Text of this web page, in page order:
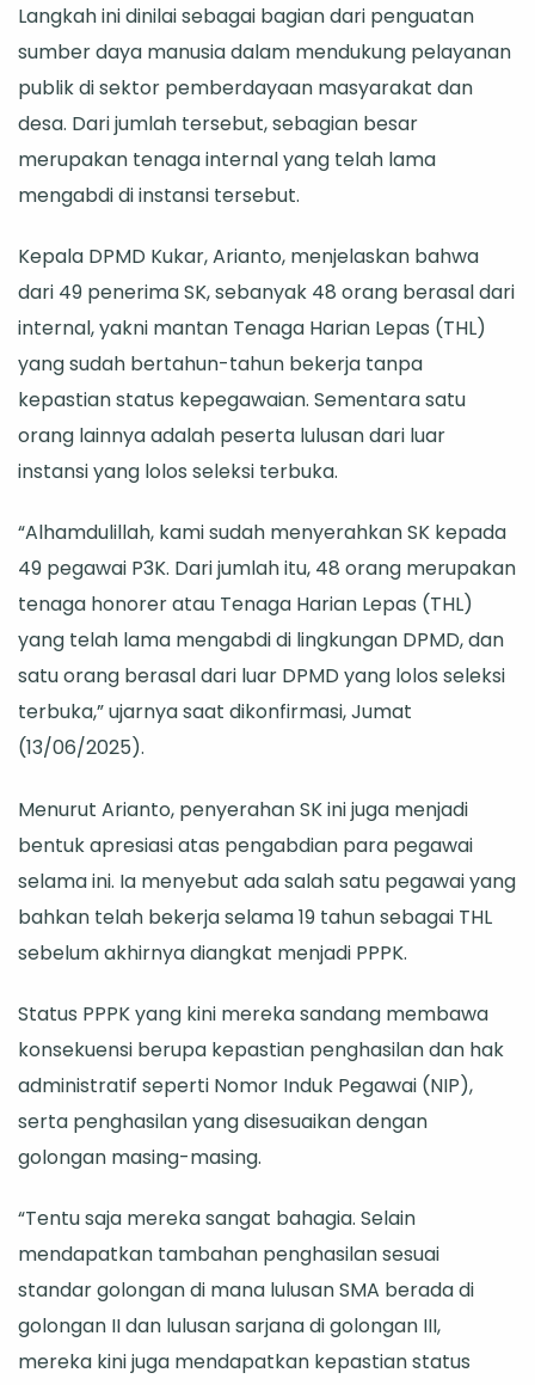
Usai
Penyerahan
SK
Langkah ini dinilai sebagai bagian dari penguatan
sumber daya manusia dalam mendukung pelayanan
publik di sektor pemberdayaan masyarakat dan
desa. Dari jumlah tersebut, sebagian besar
merupakan tenaga internal yang telah lama
mengabdi di instansi tersebut.
Kepala DPMD Kukar, Arianto, menjelaskan bahwa
dari 49 penerima SK, sebanyak 48 orang berasal dari
internal, yakni mantan Tenaga Harian Lepas (THL)
yang sudah bertahun-tahun bekerja tanpa
kepastian status kepegawaian. Sementara satu
orang lainnya adalah peserta lulusan dari luar
instansi yang lolos seleksi terbuka.
“Alhamdulillah, kami sudah menyerahkan SK kepada
49 pegawai P3K. Dari jumlah itu, 48 orang merupakan
tenaga honorer atau Tenaga Harian Lepas (THL)
yang telah lama mengabdi di lingkungan DPMD, dan
satu orang berasal dari luar DPMD yang lolos seleksi
terbuka,” ujarnya saat dikonfirmasi, Jumat
(13/06/2025).
Menurut Arianto, penyerahan SK ini juga menjadi
bentuk apresiasi atas pengabdian para pegawai
selama ini. Ia menyebut ada salah satu pegawai yang
bahkan telah bekerja selama 19 tahun sebagai THL
sebelum akhirnya diangkat menjadi PPPK.
Status PPPK yang kini mereka sandang membawa
konsekuensi berupa kepastian penghasilan dan hak
administratif seperti Nomor Induk Pegawai (NIP),
serta penghasilan yang disesuaikan dengan
golongan masing-masing.
“Tentu saja mereka sangat bahagia. Selain
mendapatkan tambahan penghasilan sesuai
standar golongan di mana lulusan SMA berada di
golongan II dan lulusan sarjana di golongan III,
mereka kini juga mendapatkan kepastian status